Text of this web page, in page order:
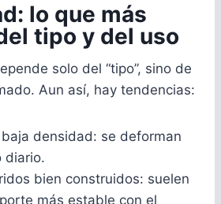
lo que más
tipo y del uso
solo del “tipo”, sino de
Aun así, hay tendencias:
densidad: se deforman
diario.
bien construidos: suelen
más estable con el